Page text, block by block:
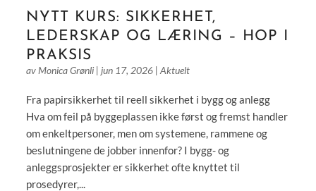
NYTT KURS: SIKKERHET,
LEDERSKAP OG LÆRING – HOP I
PRAKSIS
av Monica Grønli| jun 17, 2026| Aktuelt
Fra papirsikkerhet til reell sikkerhet i bygg og anlegg
Hva om feil på byggeplassen ikke først og fremst handler
om enkeltpersoner, men om systemene, rammene og
beslutningene de jobber innenfor? I bygg- og
anleggsprosjekter er sikkerhet ofte knyttet til
prosedyrer,...